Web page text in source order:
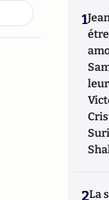
1
2La